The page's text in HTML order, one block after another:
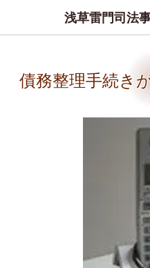
浅草雷門司法
債務整理手続き